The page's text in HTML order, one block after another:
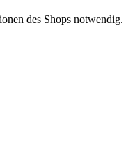
des Shops notwendig.